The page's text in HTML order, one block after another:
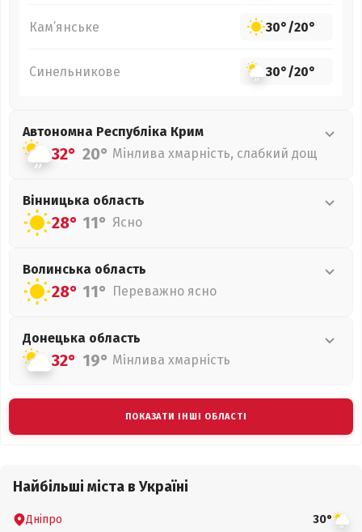
Кам’янське 30°/20°
Синельникове 30°/20°
Автономна Республіка Крим
32° 20° Мінлива хмарність, слабкий дощ
Вінницька область
28° 11° Ясно
Волинська область
28° 11° Переважно ясно
Донецька область
32° 19° Мінлива хмарність
ПОКАЗАТИ ІНШІ ОБЛАСТІ
Найбільші міста в Україні
Дніпро 30°